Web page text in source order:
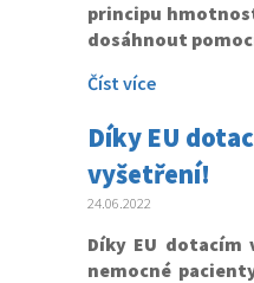
principu
dosáhnout
Číst více
Díky EU
vyšetření!
24.06.2022
Díky EU dotacím
nemocné